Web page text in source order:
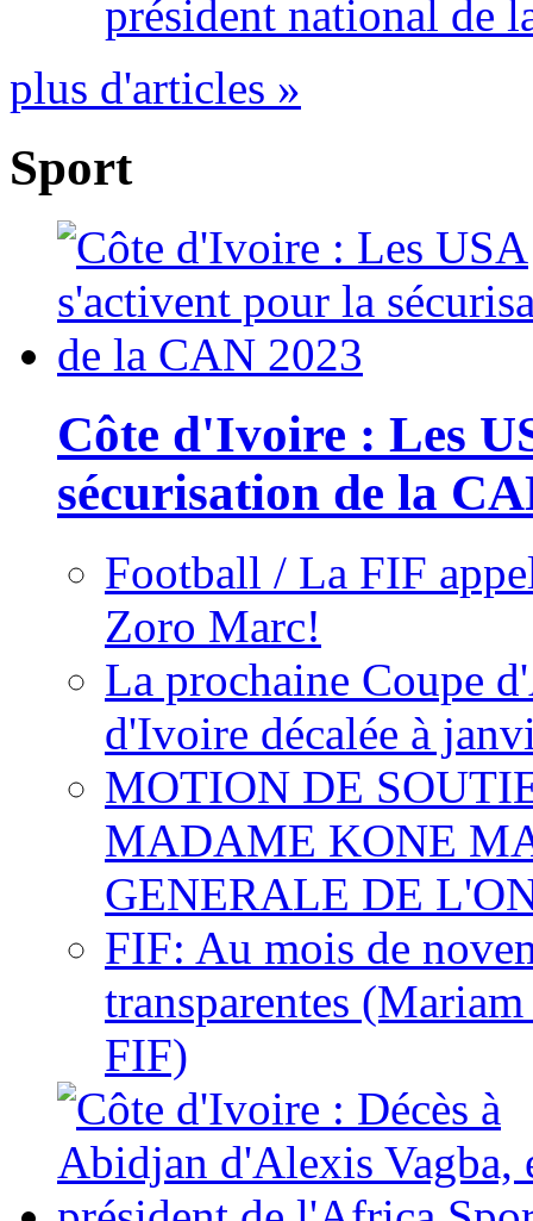
président national de
plus d'articles »
Sport
Côte d'Ivoire : Les
sécurisation de la
Football / La FIF
Zoro Marc!
La prochaine Coupe
d'Ivoire décalée à
MOTION DE
MADAME KONE
GENERALE DE
FIF: Au mois de
transparentes
FIF)